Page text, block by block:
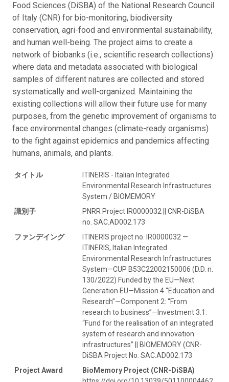
Food Sciences (DiSBA) of the National Research Council
of Italy (CNR) for bio-monitoring, biodiversity
conservation, agri-food and environmental sustainability,
and human well-being. The project aims to create a
network of biobanks (i.e., scientific research collections)
where data and metadata associated with biological
samples of different natures are collected and stored
systematically and well-organized. Maintaining the
existing collections will allow their future use for many
purposes, from the genetic improvement of organisms to
face environmental changes (climate-ready organisms)
to the fight against epidemics and pandemics affecting
humans, animals, and plants.
タイトル
ITINERIS - Italian Integrated
Environmental Research Infrastructures
System / BIOMEMORY
識別子
PNRR Project IR0000032 || CNR-DiSBA
no. SAC.AD002.173
ファンデイング
ITINERIS project no. IR0000032 —
ITINERIS, Italian Integrated
Environmental Research Infrastructures
System—CUP B53C22002150006 (D.D. n.
130/2022) Funded by the EU—Next
Generation EU—Mission 4 “Education and
Research”—Component 2: “From
research to business”—Investment 3.1:
“Fund for the realisation of an integrated
system of research and innovation
infrastructures” || BIOMEMORY (CNR-
DiSBA Project No. SAC.AD002.173
Project Award
BioMemory Project (CNR-DiSBA)